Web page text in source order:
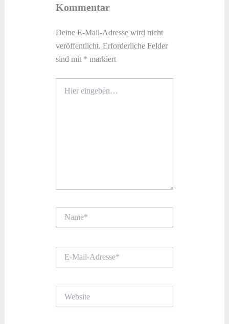
Kommentar
Deine E-Mail-Adresse wird nicht
veröffentlicht. Erforderliche Felder
sind mit * markiert
eingeben…
Mail-